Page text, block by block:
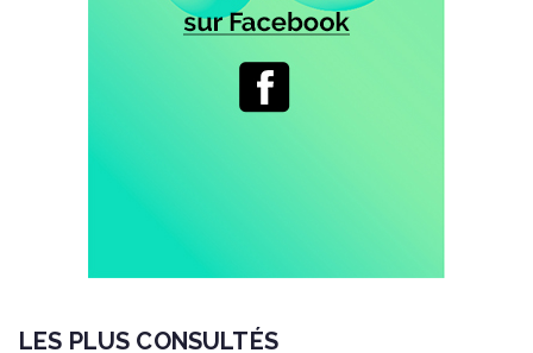
LES PLUS CONSULTÉS